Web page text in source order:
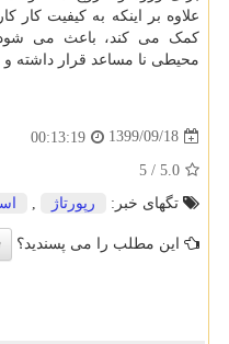
علاوه بر اینکه به کیفیت کار
کمک می کند، باعث می شود
محیطی نا مساعد قرار داشته
1399/09/18
00:13:19
5.0
/
5
تگهای خبر:
رپورتاژ
این مطلب را می پسندید؟